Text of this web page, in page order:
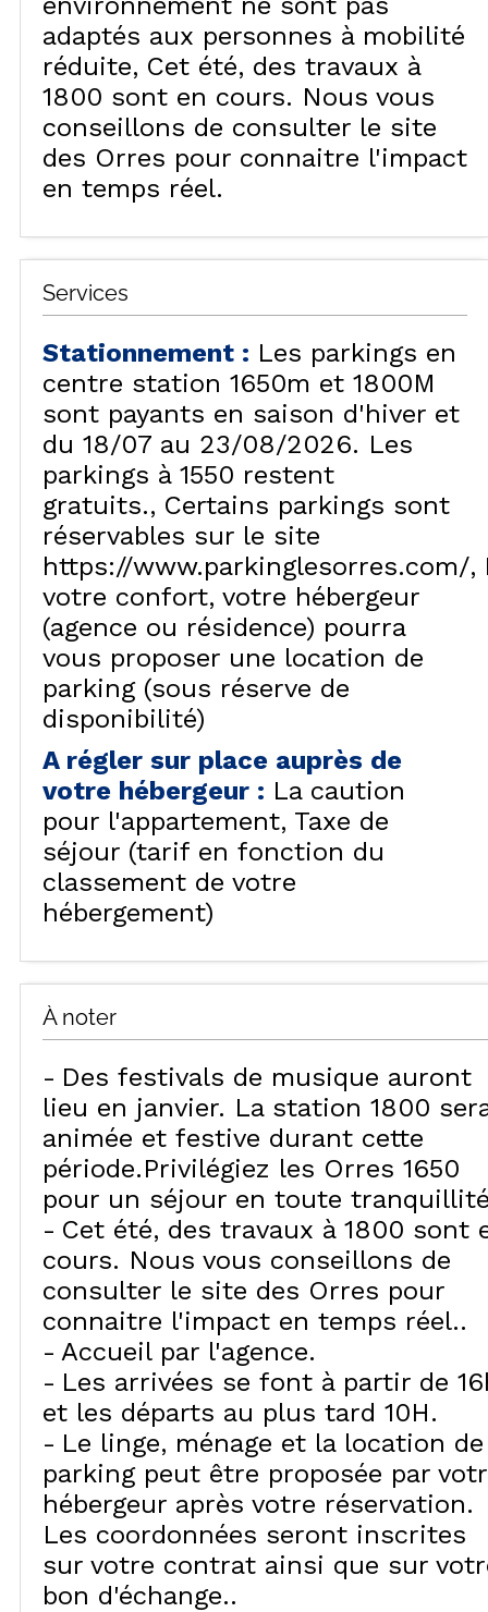
adaptés aux personnes à mobilité
réduite Cet été, des travaux à
1800 sont en cours. Nous vous
conseillons de consulter le site
des Orres pour connaitre l'impact
en temps réel.
Services
Stationnement : Les parkings en
centre station 1650m et 1800M
sont payants en saison d'hiver et
du 18/07 au 23/08/2026. Les
parkings à 1550 restent
gratuits.
Certains parkings sont
réservables sur le site
https://www.parkinglesorres.com/
votre confort, votre hébergeur
(agence ou résidence) pourra
vous proposer une location de
parking (sous réserve de
disponibilité)
A régler sur place auprès de
votre hébergeur : La caution
pour l'appartement Taxe de
séjour (tarif en fonction du
classement de votre
hébergement)
À noter
Des festivals de musique auront
lieu en janvier. La station 1800
animée et festive durant cette
période.Privilégiez les Orres 1650
pour un séjour en toute
Cet été, des travaux à 1800 sont
cours. Nous vous conseillons de
consulter le site des Orres pour
connaitre l'impact en temps réel.
Accueil par l'agence
Les arrivées se font à partir de
et les départs au plus tard 10H
Le linge, ménage et la location de
parking peut être proposée par
hébergeur après votre réservation.
Les coordonnées seront inscrites
sur votre contrat ainsi que sur
bon d'échange.